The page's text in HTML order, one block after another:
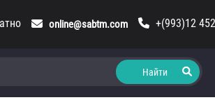
online@sabtm.com +(993)12